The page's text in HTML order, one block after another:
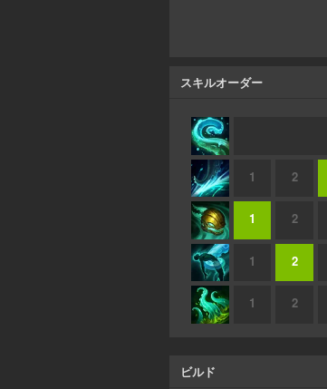
スキルオーダー
1 2
1 2
1 2
1 2
ビルド